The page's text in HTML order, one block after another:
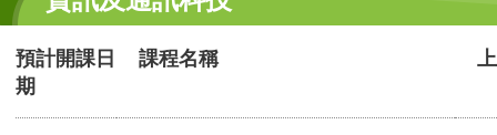
預計開課日
期
課程名稱